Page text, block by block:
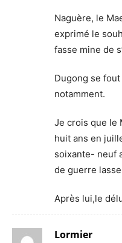
Naguère, le
exprimé le
fasse mine de
Dugong se
notamment.
Je crois que le
huit ans en
soixante- neuf
de guerre
Après lui,le
Lormier